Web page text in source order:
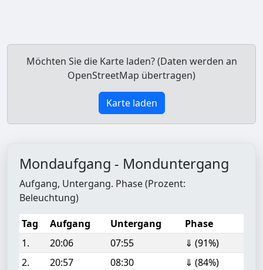
Möchten Sie die Karte laden? (Daten werden an
OpenStreetMap übertragen)
Karte laden
Mondaufgang - Monduntergang
Aufgang, Untergang. Phase (Prozent:
Beleuchtung)
Tag
Aufgang Untergang
Phase
1.
20:06 07:55
⇓ (91%)
2.
20:57 08:30
⇓ (84%)